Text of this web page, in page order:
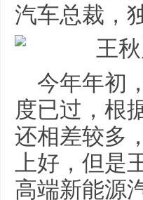
汽车总裁，
今年年初
度已过，根
还相差较多
上好，但是
高端新能源